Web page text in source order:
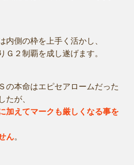
内側の枠を上手く活かし、
Ｇ２制覇を成し遂げます。
の本命はエピセアロームだった
たが、
加えてマークも厳しくなる事を
ん。